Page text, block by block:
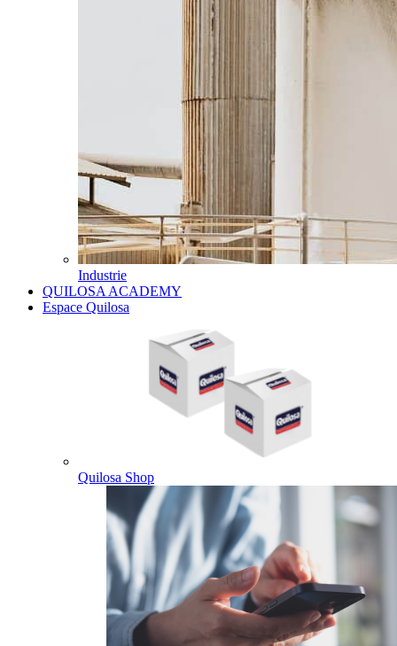
Industrie
QUILOSA ACADEMY
Espace Quilosa
Quilosa Shop